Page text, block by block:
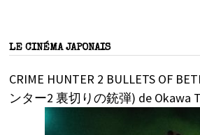
LE CINÉMA JAPONAIS
CRIME HUNTER 2 BULLETS OF
ンター2 裏切りの銃弾) de Okawa